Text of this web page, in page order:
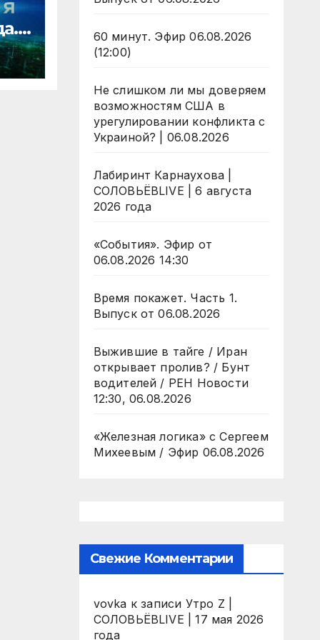
60 минут. Эфир 06.08.2026
(12:00)
Не слишком ли мы доверяем
возможностям США в
урегулировании конфликта с
Украиной? | 06.08.2026
Лабиринт Карнаухова |
СОЛОВЬЁВLIVE | 6 августа
2026 года
«События». Эфир от
06.08.2026 14:30
Время покажет. Часть 1.
Выпуск от 06.08.2026
Выжившие в тайге / Иран
открывает пролив? / Бунт
водителей / РЕН Новости
12:30, 06.08.2026
«Железная логика» с Сергеем
Михеевым / Эфир 06.08.2026
Свежие Комментарии
vovka к записи Утро Z |
СОЛОВЬЁВLIVE | 17 мая 2026
года